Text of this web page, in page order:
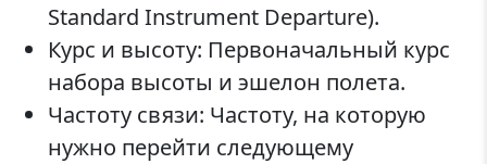
Standard Instrument Departure).
Курс и высоту: Первоначальный курс
набора высоты и эшелон полета.
Частоту связи: Частоту, на которую
нужно перейти следующему